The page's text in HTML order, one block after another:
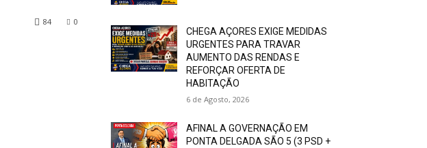
0
84
CHEGA AÇORES EXIGE MEDIDAS
URGENTES PARA TRAVAR
AUMENTO DAS RENDAS E
REFORÇAR OFERTA DE
HABITAÇÃO
6 de Agosto, 2026
AFINAL A GOVERNAÇÃO EM
PONTA DELGADA SÃO 5 (3 PSD +